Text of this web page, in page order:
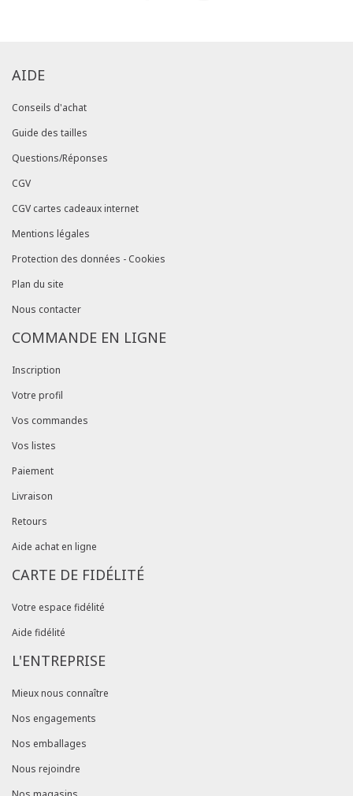
AIDE
Conseils d'achat
Guide des tailles
Questions/Réponses
CGV
CGV cartes cadeaux internet
Mentions légales
Protection des données - Cookies
Plan du site
Nous contacter
COMMANDE EN LIGNE
Inscription
Votre profil
Vos commandes
Vos listes
Paiement
Livraison
Retours
Aide achat en ligne
CARTE DE FIDÉLITÉ
Votre espace fidélité
Aide fidélité
L'ENTREPRISE
Mieux nous connaître
Nos engagements
Nos emballages
Nous rejoindre